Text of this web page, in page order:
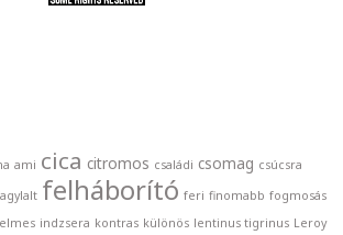
ami cica citromos családi csomag csúcsra
felháborító feri finomabb fogmosás
indzsera kontras különös lentinus tigrinus Leroy